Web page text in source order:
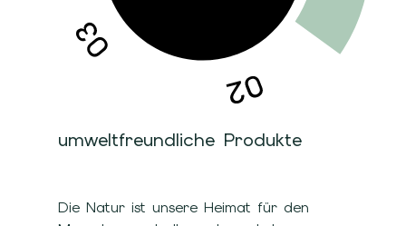
umweltfreundliche Produkte
Die Natur ist unsere Heimat für den